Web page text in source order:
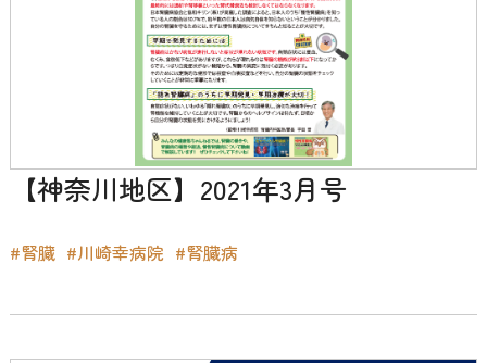
【神奈川地区】2021年3月号
#腎臓 #川崎幸病院 #腎臓病